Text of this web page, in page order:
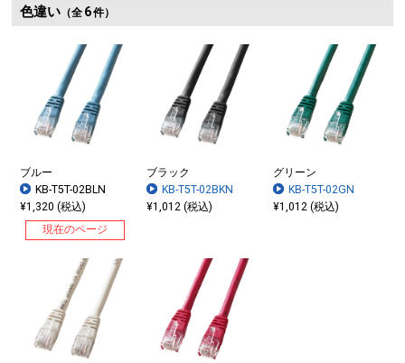
色違い（全 6件）
ブルー
KB-T5T-02BLN
¥1,320 (税込)
現在のページ
ブラック
KB-T5T-02BKN
¥1,012 (税込)
グリーン
KB-T5T-02GN
¥1,012 (税込)